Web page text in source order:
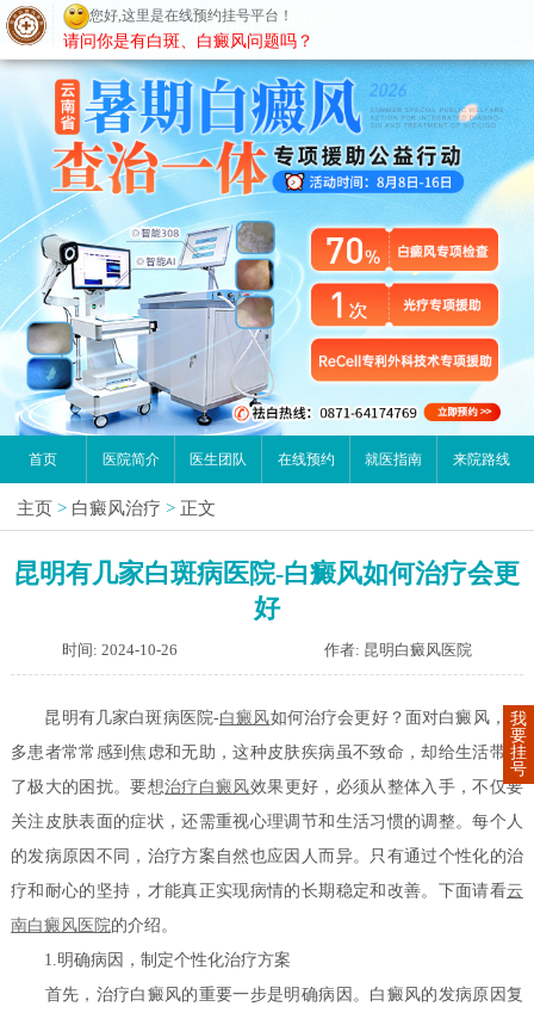
昆明白癜风医院
首页 医院简介 医生团队 在线预约 就医指南 来院路线
主页 > 白癜风治疗 > 正文
昆明有几家白斑病医院-白癜风如何治疗会更
好
时间: 2024-10-26 作者: 昆明白癜风医院
昆明有几家白斑病医院-白癜风如何治疗会更好？面对白癜风，很
多患者常常感到焦虑和无助，这种皮肤疾病虽不致命，却给生活带来
了极大的困扰。要想治疗白癜风效果更好，必须从整体入手，不仅要
关注皮肤表面的症状，还需重视心理调节和生活习惯的调整。每个人
的发病原因不同，治疗方案自然也应因人而异。只有通过个性化的治
疗和耐心的坚持，才能真正实现病情的长期稳定和改善。下面请看云
南白癜风医院的介绍。
1.明确病因，制定个性化治疗方案
首先，治疗白癜风的重要一步是明确病因。白癜风的发病原因复
我
要
挂
号
您好,这里是在线预约挂号平台！
请问你是有白斑、白癜风问题吗？